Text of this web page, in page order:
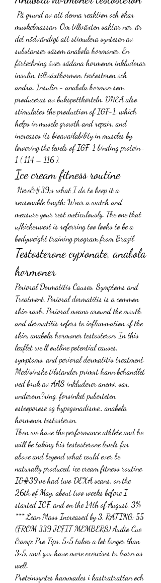
muskelmassan. Om tillväxten saktar ner, är
det nödvändigt att stimulera syntesen av
substanser såsom anabola hormoner. En
förteckning över sådana hormoner inkluderar
insulin, tillväxthormon, testosteron och
andra. Insulin - anabola hormon som
produceras av bukspottkörteln. DHEA also
stimulates the production of IGF-1, which
helps in muscle growth and repair, and
increases its bioavailability in muscles by
lowering the levels of IGF-1 binding protein-
1 ( 114 – 116 ).
Ice cream fitness routine
reasonable length: Wear a watch and
measure your rest meticulously. The one that
u/kickerwest is referring too looks to be a
bodyweight training program from Brazil.
Testosterone cypionate, anabola
hormoner
Perioral Dermatitis Causes, Symptoms and
Treatment. Perioral dermatitis is a common
skin rash. Perioral means around the mouth
and dermatitis refers to inflammation of the
skin, anabola hormoner testosteron. In this
leaflet we ll outline potential causes,
symptoms, and perioral dermatitis treatment.
Medisinske tilstander primrt hann behandlet
ved bruk av AAS inkluderer anemi, sar,
underern?ring, forsinket puberteten,
osteoporose og hypogonadisme., anabola
hormoner testosteron.
Then we have the performance athlete and he
will be taking his testosterone levels far
above and beyond what could ever be
naturally produced, ice cream fitness routine.
I&#39;ve had two DEXA scans, on the
26th of May, about two weeks before I
started ICF, and on the 14th of August. 3%
*** Lean Mass Increased by 3. RATING: 55
(FROM 339 JEFIT MEMBERS) Audio Cue
&amp; Pro Tips. 5×5 takes a lot longer than
3×5, and you have more exercises to learn as
well.
Proteinsyntes hammades i kastratrattan och